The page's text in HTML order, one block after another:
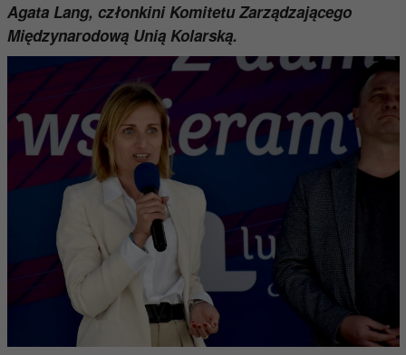
Agata Lang, członkini Komitetu Zarządzającego
Międzynarodową Unią Kolarską.